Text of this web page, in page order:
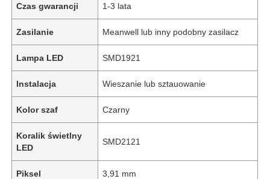
Czas gwarancji 1-3 lata
Zasilanie Meanwell lub inny podobny zasilacz
Lampa LED SMD1921
Instalacja Wieszanie lub sztauowanie
Kolor szaf Czarny
Koralik świetlny
LED
SMD2121
Piksel 3,91 mm